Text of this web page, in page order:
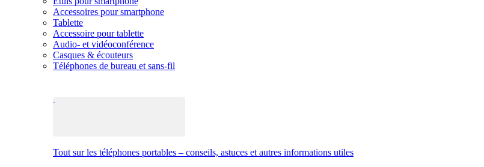
Accessoires pour smartphone
Tablette
Accessoire pour tablette
Audio- et vidéoconférence
Casques & écouteurs
Téléphones de bureau et sans-fil
Tout sur les téléphones portables – conseils, astuces et autres informations utiles